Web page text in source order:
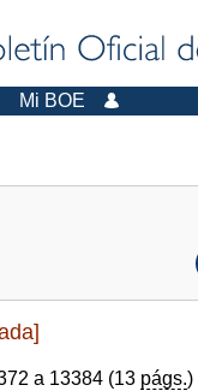
Mi BOE
a 13384 (13 págs.)